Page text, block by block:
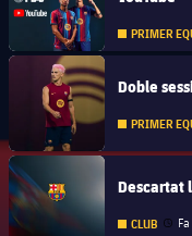
PRIMER
FC Barcelona club badge
Doble
PRIMER
FC Barcelona club badge
Descartat
CLUB Fa